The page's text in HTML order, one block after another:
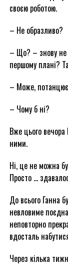
своєю роботою.
– Не образливо?
– Що? – знову не
першому плані?
– Може,
– Чому б ні?
Вже цього
ними.
Ні, це не можна
Просто …
До всього Ганна
невловиме
неповторно
вдосталь
Через кілька